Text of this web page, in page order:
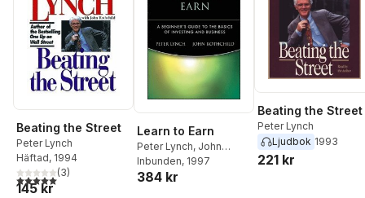
Beating the Street
Peter Lynch
Häftad, 1994
5,0utav 5 stjärnor. Totalt antal röster:
(3)
145 kr
Learn to Earn
Peter Lynch, John
Rothchild
Inbunden, 1997
384 kr
Beating the Street
Peter Lynch
Ljudbok 1993
221 kr